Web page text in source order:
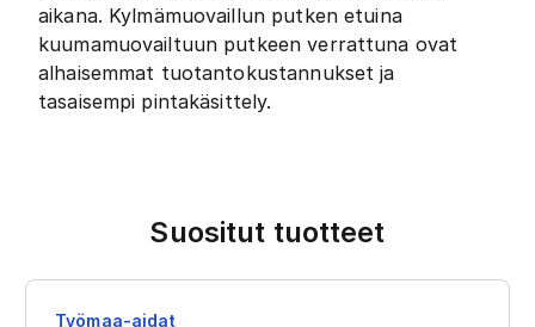
aikana. Kylmämuovaillun putken etuina
kuumamuovailtuun putkeen verrattuna ovat
alhaisemmat tuotantokustannukset ja
tasaisempi pintakäsittely.
Suositut tuotteet
Työmaa-aidat